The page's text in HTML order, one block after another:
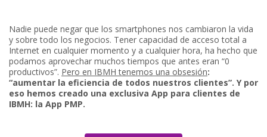
Nadie puede negar que los smartphones nos cambiaron la vida
y sobre todo los negocios. Tener capacidad de acceso total a
Internet en cualquier momento y a cualquier hora, ha hecho que
podamos aprovechar muchos tiempos que antes eran “0
productivos”. Pero en IBMH tenemos una obsesión:
“aumentar la eficiencia de todos nuestros clientes”. Y por
eso hemos creado una exclusiva App para clientes de
IBMH: la App PMP.